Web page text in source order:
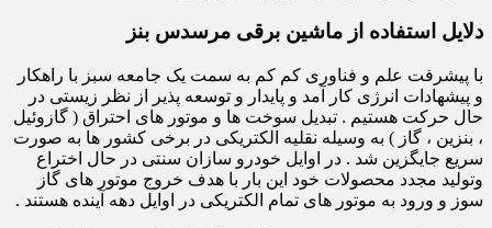
دلایل استفاده از ماشین برقی مرسدس بنز
با پیشرفت علم و فناوری کم کم به سمت یک جامعه سبز با راهکار
و پیشهادات انرژی کار آمد و پایدار و توسعه پذیر از نظر زیستی در
حال حرکت هستیم . تبدیل سوخت ها و موتور های احتراق ( گازوئیل
، بنزین ، گاز ) به وسیله نقلیه الکتریکی در برخی کشور ها به صورت
سریع جایگزین شد . در اوایل خودرو سازان سنتی در حال اختراع
وتولید مجدد محصولات خود این بار با هدف خروج موتور های گاز
سوز و ورود به موتور های تمام الکتریکی در اوایل دهه آینده هستند .